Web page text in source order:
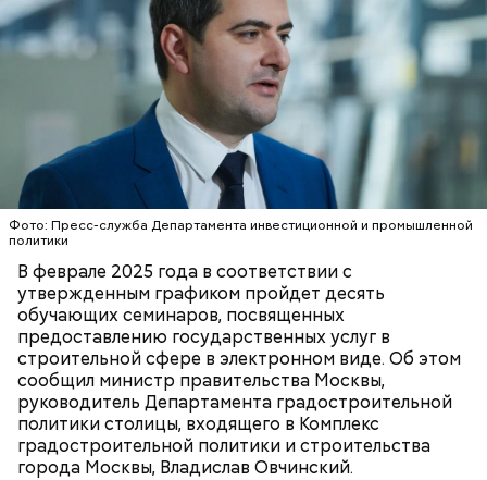
Фото: Пресс-служба Департамента инвестиционной и промышленной
политики
В феврале 2025 года в соответствии с
утвержденным графиком пройдет десять
обучающих семинаров, посвященных
предоставлению государственных услуг в
строительной сфере в электронном виде. Об этом
сообщил министр правительства Москвы,
руководитель Департамента градостроительной
политики столицы, входящего в Комплекс
градостроительной политики и строительства
города Москвы, Владислав Овчинский.
Где проходит
В Большом Гнездниковском переулке Мастер
впервые увидел Маргариту с букетом мимоз в
руках. Именно здесь в доме № 10, где было
московское отделение газеты «Накануне», работал
Михаил Булгаков. Кстати, этот дом упоминается в
сборнике писателя «Дьяволиада» и очерке «Сорок
сороков».
Современный парк делится на четыре части:
Партер, «Музеон», Нескучный сад и Воробьевы
горы. В Партере часто проводят фестивали или
концерты, отмечают День города, День Победы, а
зимой заливают каток.